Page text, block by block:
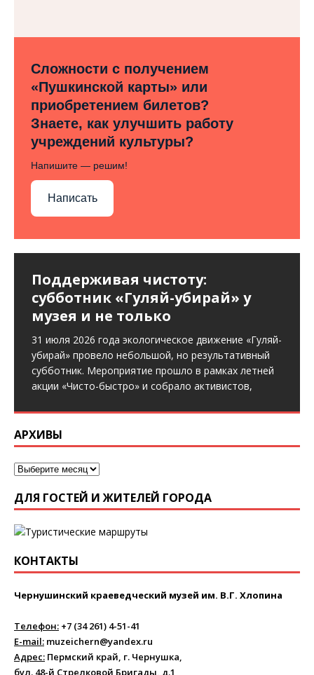
Сложности с получением
«Пушкинской карты» или
приобретением билетов?
Знаете, как улучшить работу
учреждений культуры?
Напишите — решим!
Написать
Поддерживая чистоту:
субботник «Гуляй-убирай» у
музея и не только
31 июля 2026 года экологическое движение «Гуляй-
убирай» провело небольшой, но результативный
субботник. Мероприятие прошло в рамках летней
акции «Чисто-быстро» и собрало активистов,
АРХИВЫ
ДЛЯ ГОСТЕЙ И ЖИТЕЛЕЙ ГОРОДА
КОНТАКТЫ
Чернушинский краеведческий музей им. В.Г. Хлопина
Телефон: +7 (34 261) 4-51-41
E-mail: muzeichern@yandex.ru
Адрес: Пермский край, г. Чернушка,
бул. 48-й Стрелковой Бригады, д.1